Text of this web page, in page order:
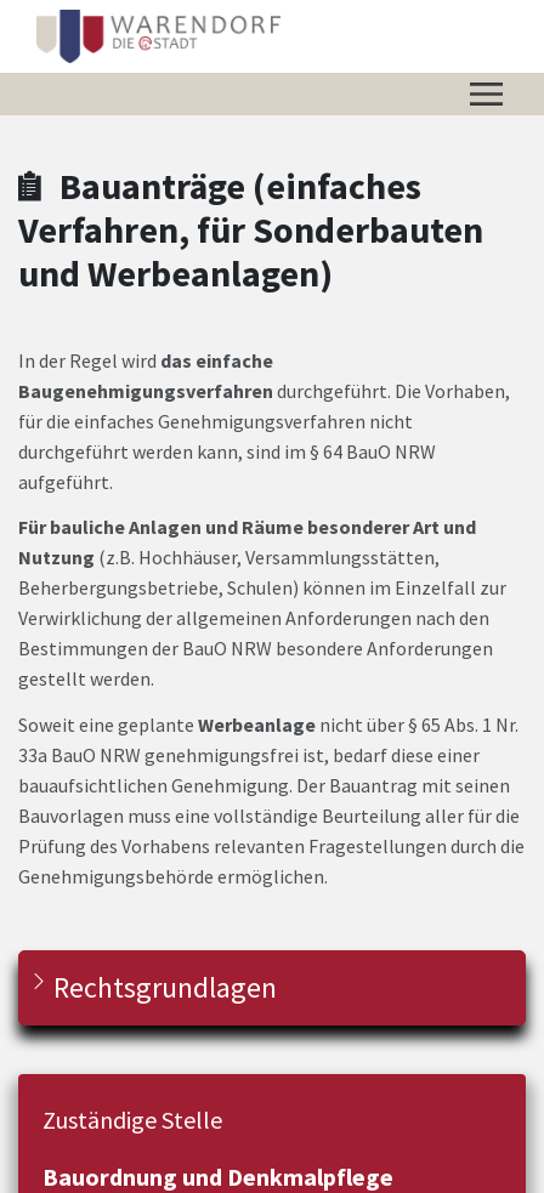
Zum Header
Zum Hauptinhalt
Zum Footer
Zum Hauptinhalt springen
Bauanträge (einfaches
Verfahren, für Sonderbauten
und Werbeanlagen)
In der Regel wird das einfache
Baugenehmigungsverfahren durchgeführt. Die Vorhaben,
für die einfaches Genehmigungsverfahren nicht
durchgeführt werden kann, sind im § 64 BauO NRW
aufgeführt.
Für bauliche Anlagen und Räume besonderer Art und
Nutzung (z.B. Hochhäuser, Versammlungsstätten,
Beherbergungsbetriebe, Schulen) können im Einzelfall zur
Verwirklichung der allgemeinen Anforderungen nach den
Bestimmungen der BauO NRW besondere Anforderungen
gestellt werden.
Soweit eine geplante Werbeanlage nicht über § 65 Abs. 1 Nr.
33a BauO NRW genehmigungsfrei ist, bedarf diese einer
bauaufsichtlichen Genehmigung. Der Bauantrag mit seinen
Bauvorlagen muss eine vollständige Beurteilung aller für die
Prüfung des Vorhabens relevanten Fragestellungen durch die
Genehmigungsbehörde ermöglichen.
Rechtsgrundlagen
Zuständige Stelle
Bauordnung und Denkmalpflege